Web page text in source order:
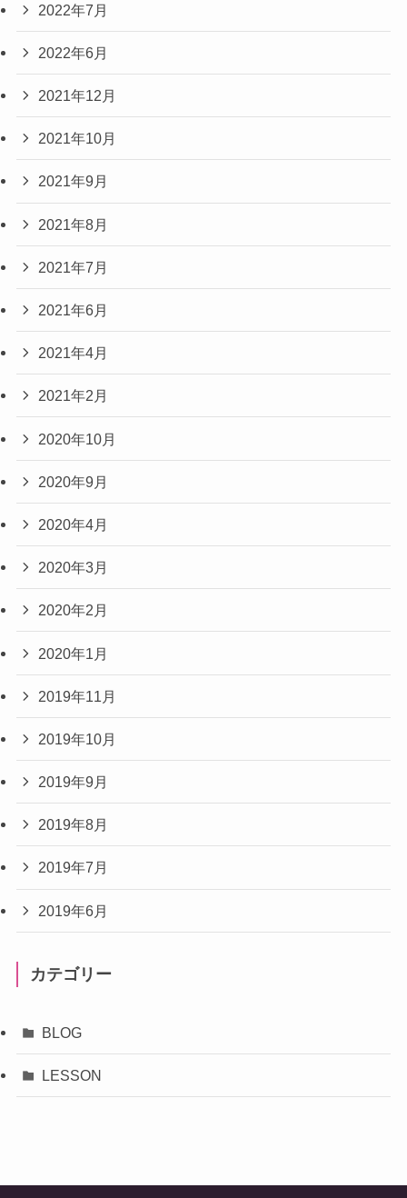
2022年7月
2022年6月
2021年12月
2021年10月
2021年9月
2021年8月
2021年7月
2021年6月
2021年4月
2021年2月
2020年10月
2020年9月
2020年4月
2020年3月
2020年2月
2020年1月
2019年11月
2019年10月
2019年9月
2019年8月
2019年7月
2019年6月
カテゴリー
BLOG
LESSON